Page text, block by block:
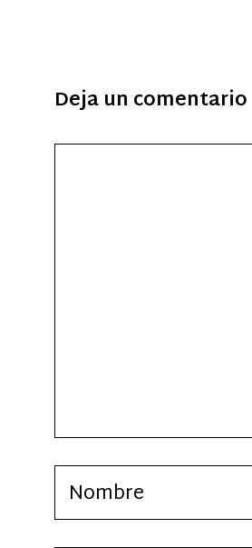
Deja un comentario